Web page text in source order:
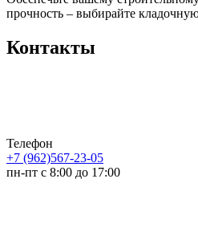
прочность – выбирайте
Контакты
Телефон
+7 (962)567-23-05
пн-пт с 8:00 до 17:00